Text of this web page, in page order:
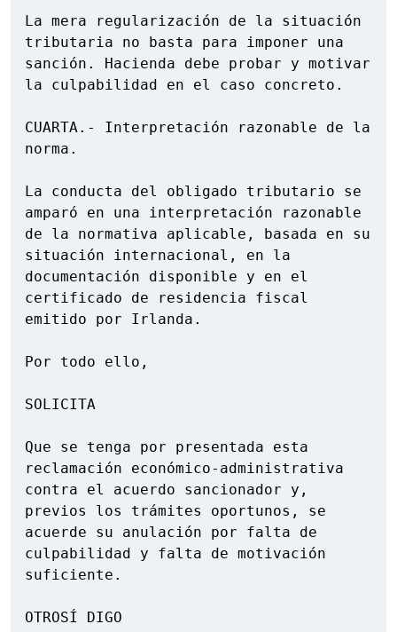
La mera regularización de la situación
tributaria no basta para imponer una
sanción. Hacienda debe probar y motivar
la culpabilidad en el caso concreto.
CUARTA.- Interpretación razonable de la
norma.
La conducta del obligado tributario se
amparó en una interpretación razonable
de la normativa aplicable, basada en su
situación internacional, en la
documentación disponible y en el
certificado de residencia fiscal
emitido por Irlanda.
Por todo ello,
SOLICITA
Que se tenga por presentada esta
reclamación económico-administrativa
contra el acuerdo sancionador y,
previos los trámites oportunos, se
acuerde su anulación por falta de
culpabilidad y falta de motivación
suficiente.
OTROSÍ DIGO